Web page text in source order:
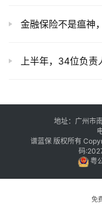
金融保险不是瘟神
上半年，34位负责人
地址：广州市
谱蓝保 版权所有
码
粤
免